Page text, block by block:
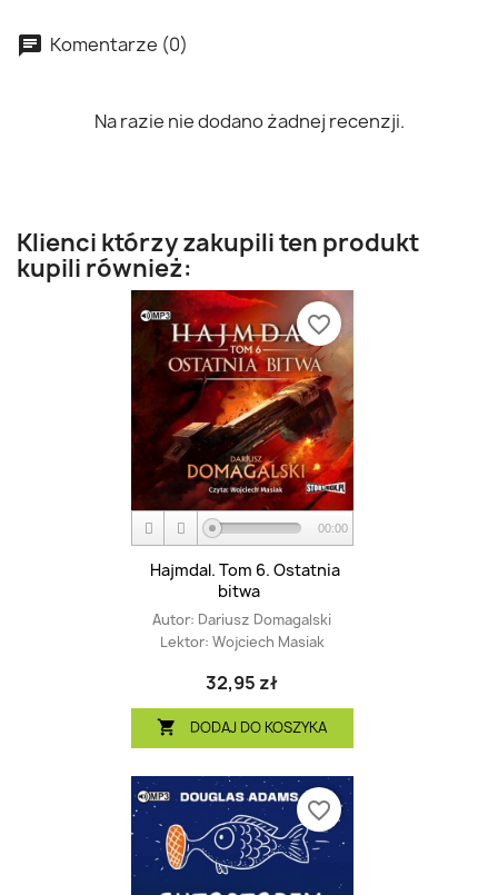
Komentarze (0)
Na razie nie dodano żadnej recenzji.
Klienci którzy zakupili ten produkt
kupili również:
00:00
Hajmdal. Tom 6. Ostatnia
bitwa
Autor: Dariusz Domagalski
Lektor: Wojciech Masiak
32,95 zł
 DODAJ DO KOSZYKA
favorite_border
favorite_border